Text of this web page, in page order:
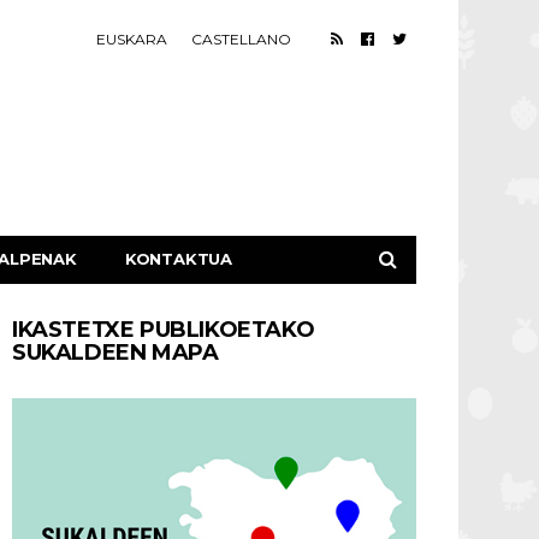
EUSKARA CASTELLANO
KONTAKTUA
IKASTETXE PUBLIKOETAKO
SUKALDEEN MAPA